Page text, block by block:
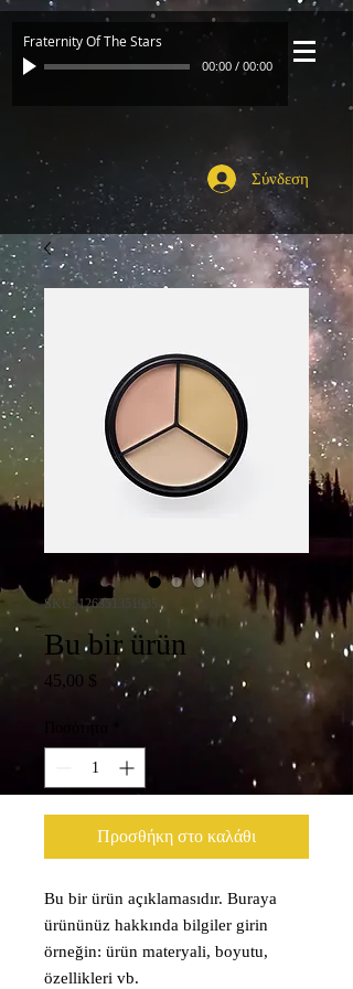
Fraternity Of The Stars
00:00 / 00:00
Σύνδεση
SKU: 126351351935
Bu bir ürün
45,00 $ Τιμή
Προσθήκη στο καλάθι
Bu bir ürün açıklamasıdır. Buraya
ürününüz hakkında bilgiler girin
örneğin: ürün materyali, boyutu,
özellikleri vb.